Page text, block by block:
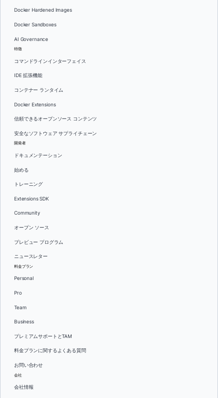
Docker Hardened Images
Docker Sandboxes
AI Governance
特徴
コマンドラインインターフェイス
IDE 拡張機能
コンテナー ランタイム
Docker Extensions
信頼できるオープンソース コンテンツ
安全なソフトウェア サプライチェーン
開発者
ドキュメンテーション
始める
トレーニング
Extensions SDK
Community
オープン ソース
プレビュー プログラム
ニュースレター
料金プラン
Personal
Pro
Team
Business
プレミアムサポートとTAM
料金プランに関するよくある質問
お問い合わせ
会社
会社情報